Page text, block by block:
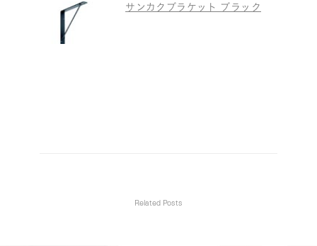
サンカクブラケット ブラック
Related Posts